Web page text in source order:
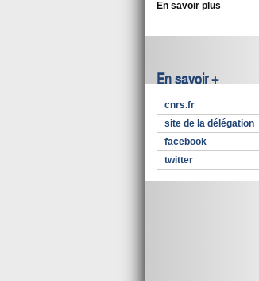
En savoir plus
En savoir +
cnrs.fr
site de la délégation
facebook
twitter